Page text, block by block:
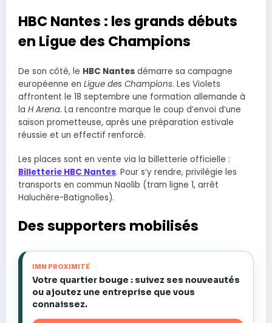
HBC Nantes : les grands débuts
en Ligue des Champions
De son côté, le HBC Nantes démarre sa campagne
européenne en Ligue des Champions. Les Violets
affrontent le 18 septembre une formation allemande à
la H Arena. La rencontre marque le coup d’envoi d’une
saison prometteuse, après une préparation estivale
réussie et un effectif renforcé.
Les places sont en vente via la billetterie officielle :
Billetterie HBC Nantes. Pour s’y rendre, privilégie les
transports en commun Naolib (tram ligne 1, arrêt
Haluchère-Batignolles).
Des supporters mobilisés
IMN PROXIMITÉ
Votre quartier bouge : suivez ses nouveautés
ou ajoutez une entreprise que vous
connaissez.